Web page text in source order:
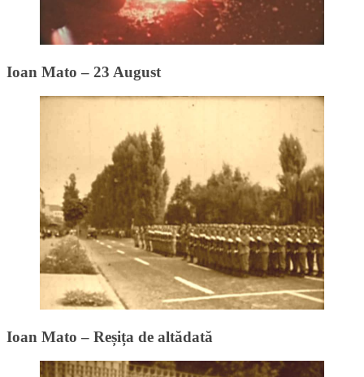
Ioan Mato – 23 August
Ioan Mato – Reșița de altădată